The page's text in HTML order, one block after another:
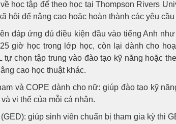
học tập để theo học tại Thompson Rivers
hội để nâng cao hoặc hoàn thành các yêu
đáp ứng đủ điều kiện đầu vào tiếng Anh
giờ học trong lớp học, còn lại dành cho
chọn tập trung vào đào tạo kỹ năng hoặc
cao học thuật khác.
và COPE dành cho nữ: giúp đào tạo kỹ
vị thế của mỗi cá nhân.
giúp sinh viên chuẩn bị tham gia kỳ thi